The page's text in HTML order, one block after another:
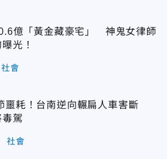
億「黃金藏豪宅」 神鬼女律師
光！
社會
噩耗！台南逆向輾扁人車害斷
駕
社會